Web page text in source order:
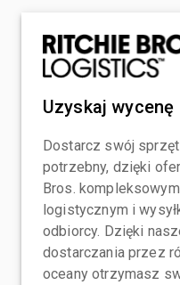
Uzyskaj wycenę
Dostarcz swój
potrzebny, dzięki
Bros.
logistycznym i
odbiorcy. Dzięki
dostarczania przez
oceany otrzymasz